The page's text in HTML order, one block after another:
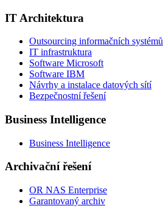
IT Architektura
Outsourcing informačních systémů
IT infrastruktura
Software Microsoft
Software IBM
Návrhy a instalace datových sítí
Bezpečnostní řešení
Business Intelligence
Business Intelligence
Archivační řešení
OR NAS Enterprise
Garantovaný archiv